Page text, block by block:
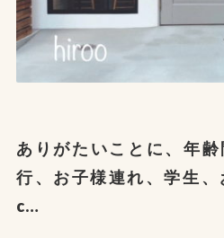
ありがたいことに、年
行、お子様連れ、学生
c…